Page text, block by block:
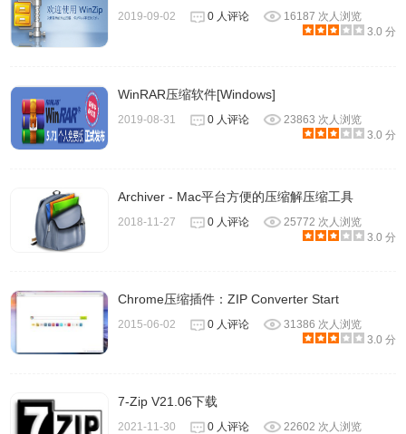
2019-09-02 0 人评论
16187 次人浏览
3.0 分
WinRAR压缩软件[Windows]
2019-08-31 0 人评论
23863 次人浏览
3.0 分
Archiver - Mac平台方便的压缩解压缩工具
2018-11-27 0 人评论
25772 次人浏览
3.0 分
Chrome压缩插件：ZIP Converter Start
2015-06-02 0 人评论
31386 次人浏览
3.0 分
7-Zip V21.06下载
2021-11-30 0 人评论
22602 次人浏览